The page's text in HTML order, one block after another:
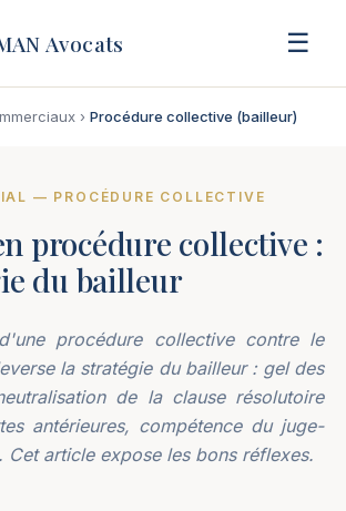
Avocats ☰
› Procédure collective (bailleur)
— PROCÉDURE COLLECTIVE
procédure collective :
du bailleur
procédure collective contre le
la stratégie du bailleur : gel des
de la clause résolutoire
antérieures, compétence du juge-
Cet article expose les bons réflexes.